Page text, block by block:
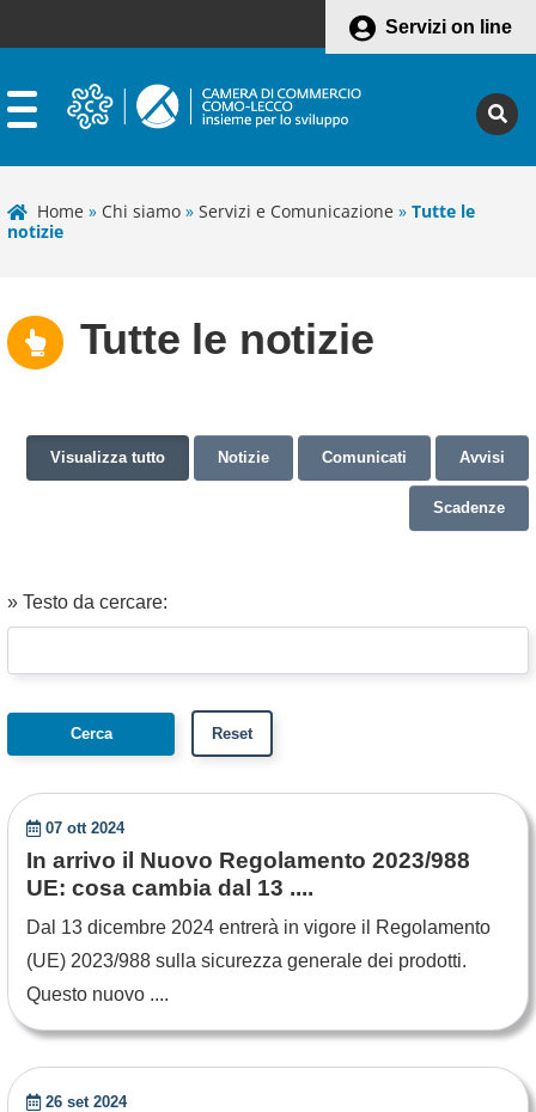
Servizi on line
Home » Chi siamo » Servizi e Comunicazione » Tutte le
notizie
Tutte le notizie
Visualizza tutto Notizie Comunicati Avvisi
Scadenze
» Testo da cercare:
07 ott 2024
In arrivo il Nuovo Regolamento 2023/988
UE: cosa cambia dal 13 ....
Dal 13 dicembre 2024 entrerà in vigore il Regolamento
(UE) 2023/988 sulla sicurezza generale dei prodotti.
Questo nuovo ....
26 set 2024